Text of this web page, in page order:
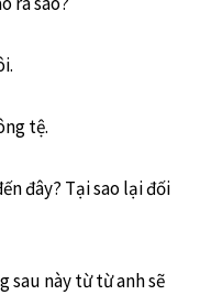
tệ.
đây? Tại sao lại đối
sau này từ từ anh sẽ